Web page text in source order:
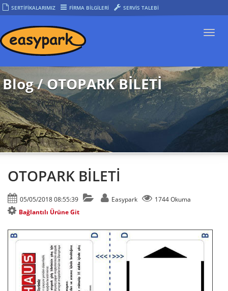
SERTİFİKALARIMIZ FİRMA BİLGİLERİ SERVİS TALEBİ
Blog / OTOPARK BİLETİ
OTOPARK BİLETİ
05/05/2018 08:55:39 Easypark
1744 Okuma
Bağlantılı Ürüne Git